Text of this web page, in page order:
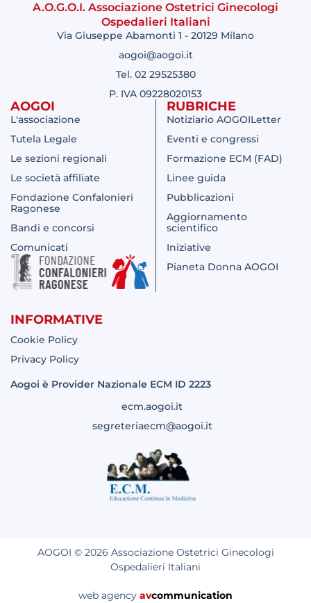
A.O.G.O.I. Associazione Ostetrici Ginecologi
Ospedalieri Italiani
Via Giuseppe Abamonti 1 - 20129 Milano
aogoi@aogoi.it
Tel. 02 29525380
P. IVA 09228020153
AOGOI
L'associazione
Tutela Legale
Le sezioni regionali
Le società affiliate
Fondazione Confalonieri
Ragonese
Bandi e concorsi
Comunicati
RUBRICHE
Notiziario AOGOILetter
Eventi e congressi
Formazione ECM (FAD)
Linee guida
Pubblicazioni
Aggiornamento
scientifico
Iniziative
Pianeta Donna AOGOI
INFORMATIVE
Cookie Policy
Privacy Policy
Aogoi è Provider Nazionale ECM ID 2223
ecm.aogoi.it
segreteriaecm@aogoi.it
AOGOI © 2026 Associazione Ostetrici Ginecologi
Ospedalieri Italiani
web agency avcommunication